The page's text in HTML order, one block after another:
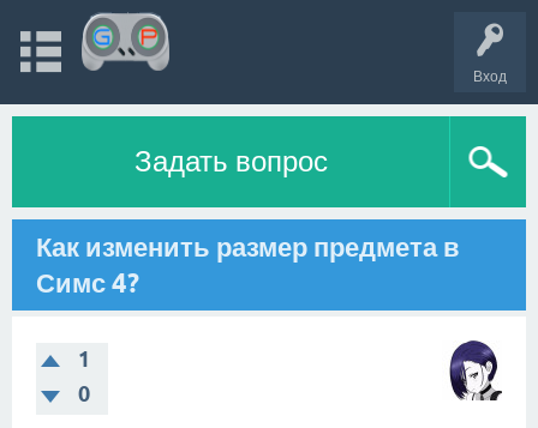
Вход
Задать вопрос
Как изменить размер предмета в
Симс 4?
1
0